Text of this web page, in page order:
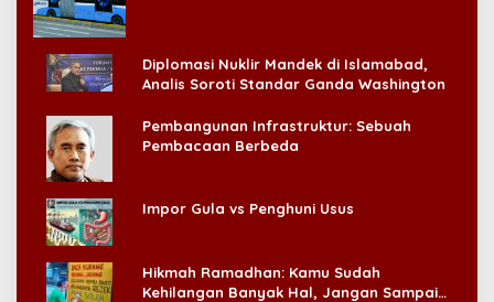
Diplomasi Nuklir Mandek di Islamabad,
Analis Soroti Standar Ganda Washington
Pembangunan Infrastruktur: Sebuah
Pembacaan Berbeda
Impor Gula vs Penghuni Usus
Hikmah Ramadhan: Kamu Sudah
Kehilangan Banyak Hal, Jangan Sampai